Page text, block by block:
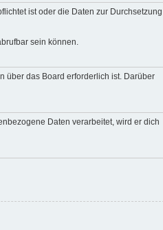
ist oder die Daten zur Durchsetzung
sein können.
über das Board erforderlich ist. Darüber
Daten verarbeitet, wird er dich